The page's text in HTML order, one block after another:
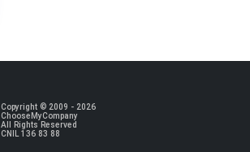
Copyright © 2009 - 2026
ChooseMyCompany
All Rights Reserved
CNIL 136 83 88